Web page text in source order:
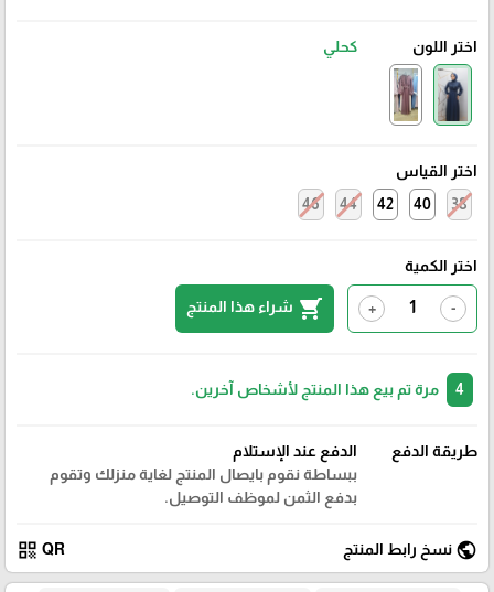
اختر اللون كحلي
اختر القياس
38
40
42
44
46
اختر الكمية
-
+
shopping_cart شراء هذا المنتج
مرة تم بيع هذا المنتج لأشخاص آخرين.
طريقة الدفع
الدفع عند الإستلام
ببساطة نقوم بايصال المنتج لغاية منزلك وتقوم
بدفع الثمن لموظف التوصيل.
public نسخ رابط المنتج QR
qr_code